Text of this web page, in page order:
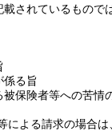
されているもので
係る旨
保険者等への苦情
による請求の場合は